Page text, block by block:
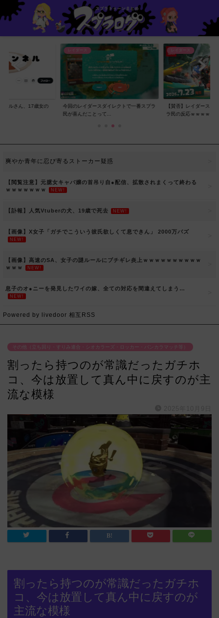
ネルさん、17歳女の
レイダース
今回のレイダースダイレクトで一番スプラ
民が喜んだことって...
レイダース
【賛否】レイダースダ
ラ民の反応ｗｗｗｗ...
爽やか青年に忍び寄るストーカー疑惑
【閲覧注意】元臆女キャバ嬢の首吊り自●配信、拡散されまくって終わる
ｗｗｗｗｗｗｗ
NEW!
【訃報】人気Vtuberの犬、19歳で死去 NEW!
【画像】X女子「ガチでこういう彼氏欲しくて息できん」 2000万バズ
NEW!
【画像】高速のSA、女子の謎ルールにブチギレ炎上ｗｗｗｗｗｗｗｗｗｗ
ｗｗｗ
NEW!
息子のオ●ニーを発見したワイの嫁、全ての対応を間違えてしまう…
NEW!
Powered by livedoor 相互RSS
その他（立ち回り・すりみ連合・シオカラーズ・ロッカー・バンカラマッチ等）
割ったら持つのが常識だったガチホ
コ、今は放置して真ん中に戻すのが主
流な模様
割ったら持つのが常識だったガチホ
コ、今は放置して真ん中に戻すのが
主流な模様